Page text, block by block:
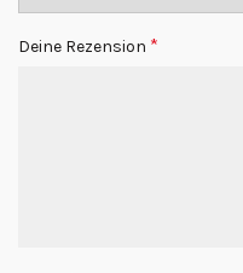
Deine Rezension *